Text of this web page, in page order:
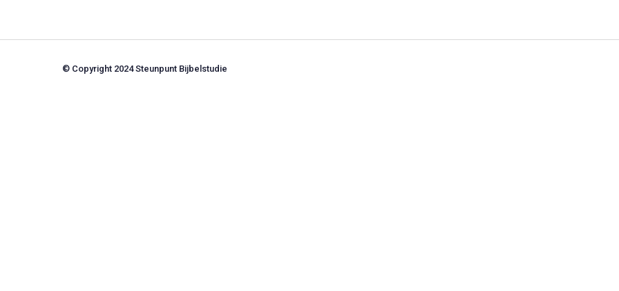
© Copyright 2024 Steunpunt Bijbelstudie